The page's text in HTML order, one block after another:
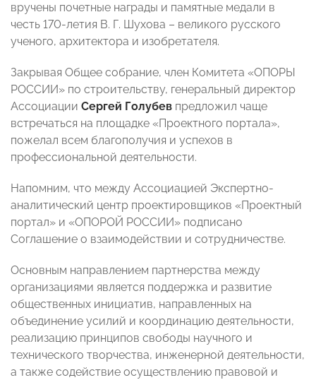
вручены почетные награды и памятные медали в
честь 170-летия В. Г. Шухова – великого русского
ученого, архитектора и изобретателя.
Закрывая Общее собрание, член Комитета «ОПОРЫ
РОССИИ» по строительству, генеральный директор
Ассоциации Сергей Голубев предложил чаще
встречаться на площадке «Проектного портала»,
пожелал всем благополучия и успехов в
профессиональной деятельности.
Напомним, что между Ассоциацией Экспертно-
аналитический центр проектировщиков «Проектный
портал» и «ОПОРОЙ РОССИИ» подписано
Соглашение о взаимодействии и сотрудничестве.
Основным направлением партнерства между
организациями является поддержка и развитие
общественных инициатив, направленных на
объединение усилий и координацию деятельности,
реализацию принципов свободы научного и
технического творчества, инженерной деятельности,
а также содействие осуществлению правовой и